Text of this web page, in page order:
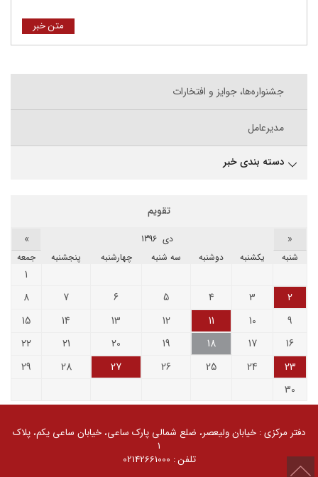
متن خبر
جشنواره‌ها، جوایز و افتخارات
مدیرعامل
دسته بندی خبر
تقویم
»
دى 1396 «
جمعه پنجشنبه چهارشنبه سه شنبه دوشنبه يکشنبه شنبه
1
8
7 6 5 4 3
2
15
14 13 12 11 10
9
22
21 20 19 18 17
16
29
28 27 26 25 24
23
30
دفتر مرکزی : خیابان ولیعصر، ضلع شمالی پارک ساعی، خیابان ساعی یکم، پلاک
۱
تلفن : 02142661000
کلیه حقوق مادی و معنوی سایت محفوظ و متعلق به گروه
توسعه توسط گلرنگ سیستم